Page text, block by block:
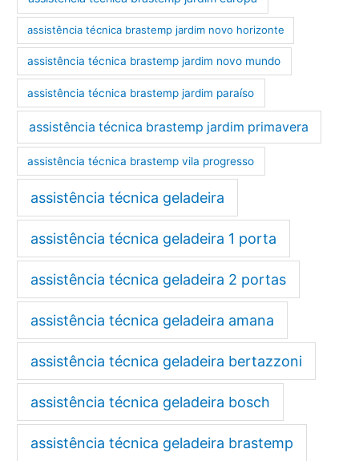
assistência técnica brastemp jardim novo horizonte
assistência técnica brastemp jardim novo mundo
assistência técnica brastemp jardim paraíso
assistência técnica brastemp jardim primavera
assistência técnica brastemp vila progresso
assistência técnica geladeira
assistência técnica geladeira 1 porta
assistência técnica geladeira 2 portas
assistência técnica geladeira amana
assistência técnica geladeira bertazzoni
assistência técnica geladeira bosch
assistência técnica geladeira brastemp